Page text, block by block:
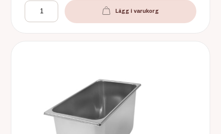
Lägg i varukorg